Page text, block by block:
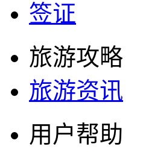
签证
旅游攻略
旅游资讯
用户帮助